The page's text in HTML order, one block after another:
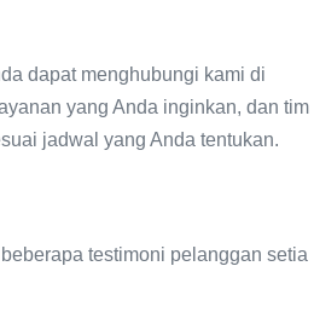
dapat menghubungi kami di
yang Anda inginkan, dan tim
jadwal yang Anda tentukan.
testimoni pelanggan setia